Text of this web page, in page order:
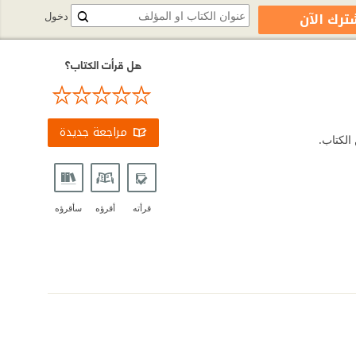
هل قرأت الكتاب؟
مراجعة جديدة
قرأته أقرؤه سأقرؤه
دخول الآن